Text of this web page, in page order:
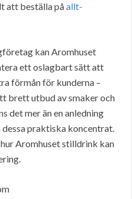
att beställa påallt-
kan Aromhuset
ett oslagbart sätt att
förmån för kunderna –
brett utbud av smaker och
det mer än en anledning
praktiska koncentrat.
Aromhuset stilldrink kan